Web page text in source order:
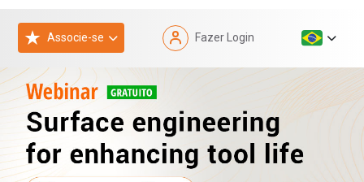
Associe-se Fazer Login